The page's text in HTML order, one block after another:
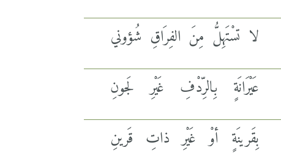
لا تسْتَهِلُّ مِنَ الفِرَاقِ شُؤوني
عَيْرَانَةٍ بِالرِّدْفِ غَيْرِ لَجونِ
بِقَرينَةٍ أوْ غَيْرِ ذاتِ قَرينِ